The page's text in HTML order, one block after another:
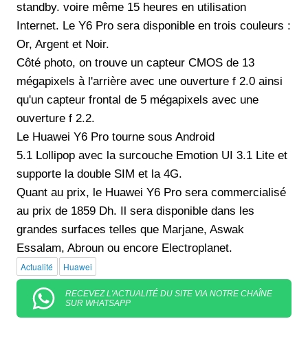
standby. voire même 15 heures en utilisation
Internet. Le Y6 Pro sera disponible en trois couleurs :
Or, Argent et Noir.
Côté photo, on trouve un capteur CMOS de 13
mégapixels à l'arrière avec une ouverture f 2.0 ainsi
qu'un capteur frontal de 5 mégapixels avec une
ouverture f 2.2.
Le Huawei Y6 Pro tourne sous Android
5.1 Lollipop avec la surcouche Emotion UI 3.1 Lite et
supporte la double SIM et la 4G.
Quant au prix, le Huawei Y6 Pro sera commercialisé
au prix de 1859 Dh. Il sera disponible dans les
grandes surfaces telles que Marjane, Aswak
Essalam, Abroun ou encore Electroplanet.
Actualité Huawei
RECEVEZ L'ACTUALITÉ DU SITE VIA NOTRE CHAÎNE
SUR WHATSAPP